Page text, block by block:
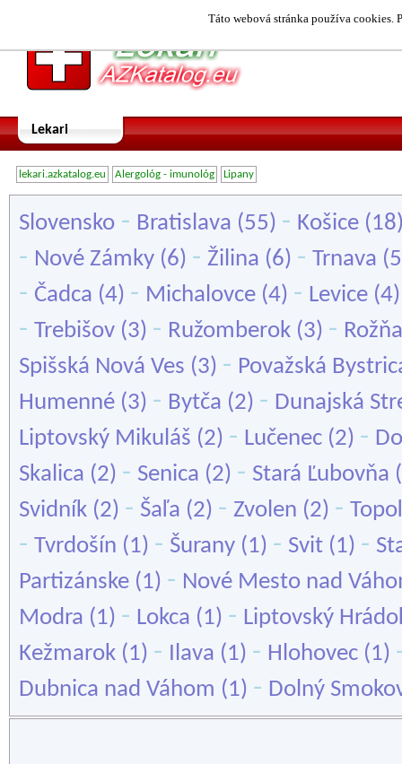
Táto webová stránka používa cookies.
Lekari
lekari.azkatalog.eu Alergológ - imunológ Lipany
Slovensko - Bratislava (55) - Košice
- Nové Zámky (6) - Žilina (6) - Trnava
- Čadca (4) - Michalovce (4) - Levice
- Trebišov (3) - Ružomberok (3) -
Spišská Nová Ves (3) - Považská
Humenné (3) - Bytča (2) - Dunajská
Liptovský Mikuláš (2) - Lučenec (2) -
Skalica (2) - Senica (2) - Stará Ľubovňa
Svidník (2) - Šaľa (2) - Zvolen (2) -
- Tvrdošín (1) - Šurany (1) - Svit (1) -
Partizánske (1) - Nové Mesto nad
Modra (1) - Lokca (1) - Liptovský
Kežmarok (1) - Ilava (1) - Hlohovec (1)
Dubnica nad Váhom (1) - Dolný